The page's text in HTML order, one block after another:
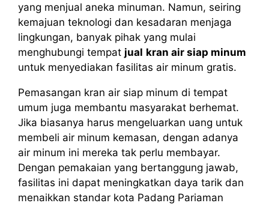
yang menjual aneka minuman. Namun, seiring
kemajuan teknologi dan kesadaran menjaga
lingkungan, banyak pihak yang mulai
menghubungi tempat jual kran air siap minum
untuk menyediakan fasilitas air minum gratis.
Pemasangan kran air siap minum di tempat
umum juga membantu masyarakat berhemat.
Jika biasanya harus mengeluarkan uang untuk
membeli air minum kemasan, dengan adanya
air minum ini mereka tak perlu membayar.
Dengan pemakaian yang bertanggung jawab,
fasilitas ini dapat meningkatkan daya tarik dan
menaikkan standar kota Padang Pariaman